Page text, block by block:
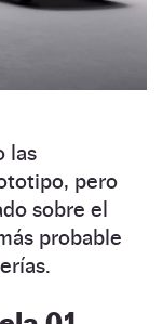
las
pero
sobre el
probable